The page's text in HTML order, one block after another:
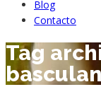
Blog
Contacto
Tag